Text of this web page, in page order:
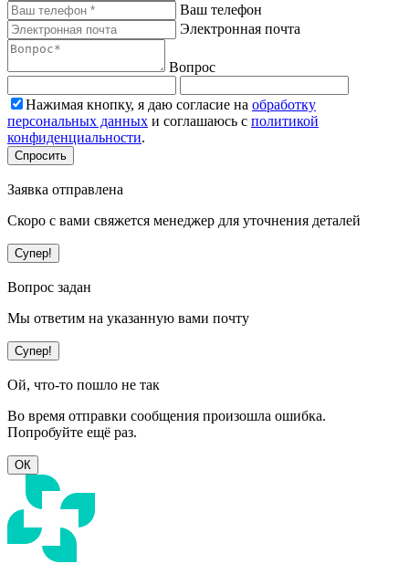
Ваш телефон
Электронная почта
Вопрос
Нажимая кнопку, я даю согласие на обработку
персональных данных и соглашаюсь с политикой
конфиденциальности.
Спросить
Заявка отправлена
Скоро с вами свяжется менеджер для уточнения деталей
Супер!
Вопрос задан
Мы ответим на указанную вами почту
Супер!
Ой, что-то пошло не так
Во время отправки сообщения произошла ошибка.
Попробуйте ещё раз.
ОК